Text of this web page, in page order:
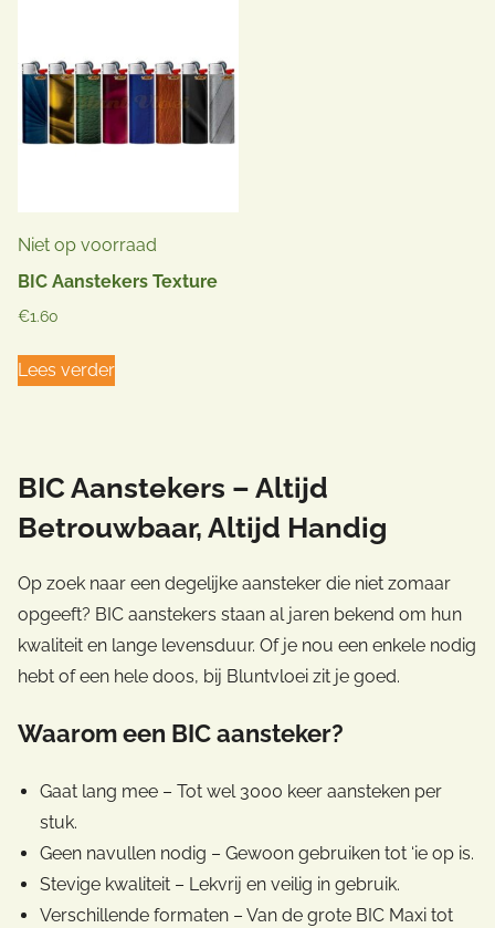
Niet op voorraad
BIC Aanstekers Texture
€1.60
Lees verder
BIC Aanstekers – Altijd
Betrouwbaar, Altijd Handig
Op zoek naar een degelijke aansteker die niet zomaar
opgeeft? BIC aanstekers staan al jaren bekend om hun
kwaliteit en lange levensduur. Of je nou een enkele nodig
hebt of een hele doos, bij Bluntvloei zit je goed.
Waarom een BIC aansteker?
Gaat lang mee – Tot wel 3000 keer aansteken per
stuk.
Geen navullen nodig – Gewoon gebruiken tot ‘ie op is.
Stevige kwaliteit – Lekvrij en veilig in gebruik.
Verschillende formaten – Van de grote BIC Maxi tot